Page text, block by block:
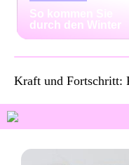
So kommen Sie
durch den Winter
Kraft und Fortschritt: